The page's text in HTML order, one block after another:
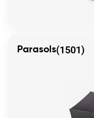
Parasols(1501)